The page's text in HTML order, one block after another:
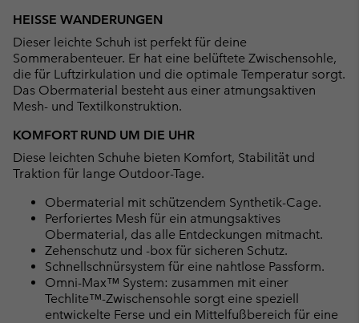
HEISSE WANDERUNGEN
Dieser leichte Schuh ist perfekt für deine
Sommerabenteuer. Er hat eine belüftete Zwischensohle,
die für Luftzirkulation und die optimale Temperatur sorgt.
Das Obermaterial besteht aus einer atmungsaktiven
Mesh- und Textilkonstruktion.
KOMFORT RUND UM DIE UHR
Diese leichten Schuhe bieten Komfort, Stabilität und
Traktion für lange Outdoor-Tage.
Obermaterial mit schützendem Synthetik-Cage.
Perforiertes Mesh für ein atmungsaktives
Obermaterial, das alle Entdeckungen mitmacht.
Zehenschutz und -box für sicheren Schutz.
Schnellschnürsystem für eine nahtlose Passform.
Omni-Max™ System: zusammen mit einer
Techlite™-Zwischensohle sorgt eine speziell
entwickelte Ferse und ein Mittelfußbereich für eine